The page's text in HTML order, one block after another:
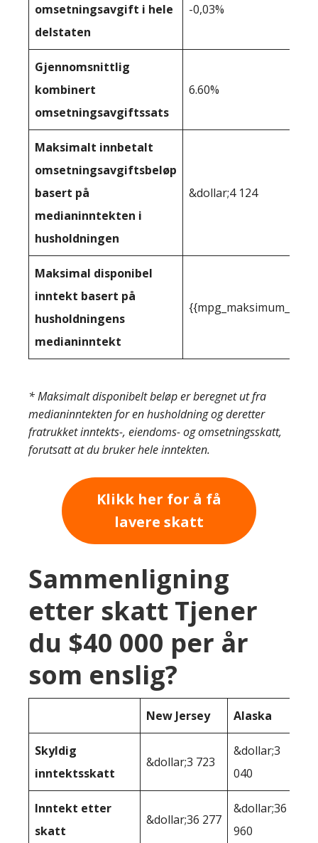
omsetningsavgift i hele
delstaten
-0,03%
Gjennomsnittlig
kombinert
omsetningsavgiftssats
6.60%
Maksimalt innbetalt
omsetningsavgiftsbeløp
basert på
medianinntekten i
husholdningen
&dollar;4 124
Maksimal disponibel
inntekt basert på
husholdningens
medianinntekt
* Maksimalt disponibelt beløp er beregnet ut fra
medianinntekten for en husholdning og deretter
fratrukket inntekts-, eiendoms- og omsetningsskatt,
forutsatt at du bruker hele inntekten.
Klikk her for å få
lavere skatt
Sammenligning
etter skatt Tjener
du $40 000 per år
som enslig?
New Jersey Alaska
Skyldig
inntektsskatt
&dollar;3 723
&dollar;3
040
Inntekt etter
skatt
&dollar;36 277
&dollar;36
960